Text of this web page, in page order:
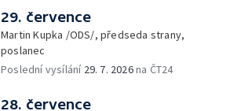
29. července
Martin Kupka /ODS/, předseda strany,
poslanec
Poslední vysílání 29. 7. 2026na ČT24
28. července